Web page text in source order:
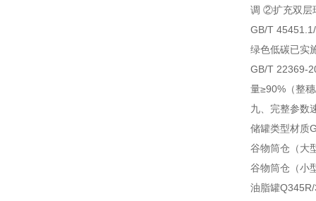
调 ②扩充双层
GB/T
绿色低碳已实
GB/T 22369-
量≥90%（整
九、完整参
储罐类型材质
谷物筒仓（大
谷物筒仓（小
油脂罐